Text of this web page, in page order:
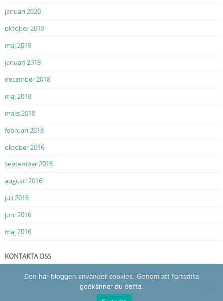
januari 2020
oktober 2019
maj 2019
januari 2019
december 2018
maj 2018
mars 2018
februari 2018
oktober 2016
september 2016
augusti 2016
juli 2016
juni 2016
maj 2016
KONTAKTA OSS
Vi finns här för dig
Den här bloggen använder cookies. Genom att fortsätta
godkänner du detta.